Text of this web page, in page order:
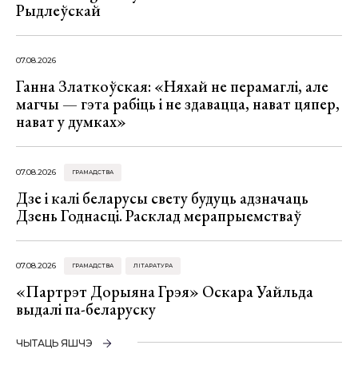
Рыдлеўскай
07.08.2026
Ганна Златкоўская: «Няхай не перамаглі, але
магчы — гэта рабіць і не здавацца, нават цяпер,
нават у думках»
07.08.2026 ГРАМАДСТВА
Дзе і калі беларусы свету будуць адзначаць
Дзень Годнасці. Расклад мерапрыемстваў
07.08.2026 ГРАМАДСТВА ЛІТАРАТУРА
«Партрэт Дорыяна Грэя» Оскара Уайльда
выдалі па-беларуску
ЧЫТАЦЬ ЯШЧЭ